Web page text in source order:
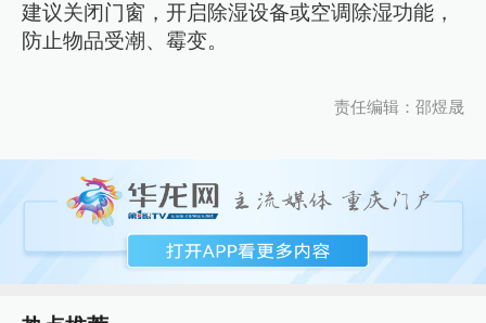
建议关闭门窗，开启除湿设备或空调除湿功能，
防止物品受潮、霉变。
责任编辑：邵煜晟